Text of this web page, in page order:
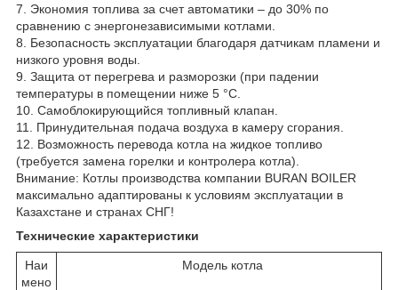
7. Экономия топлива за счет автоматики – до 30% по
сравнению с энергонезависимыми котлами.
8. Безопасность эксплуатации благодаря датчикам пламени и
низкого уровня воды.
9. Защита от перегрева и разморозки (при падении
температуры в помещении ниже 5 °С.
10. Самоблокирующийся топливный клапан.
11. Принудительная подача воздуха в камеру сгорания.
12. Возможность перевода котла на жидкое топливо
(требуется замена горелки и контролера котла).
Внимание: Котлы производства компании BURAN BOILER
максимально адаптированы к условиям эксплуатации в
Казахстане и странах СНГ!
Технические характеристики
Наи
мено
Модель котла